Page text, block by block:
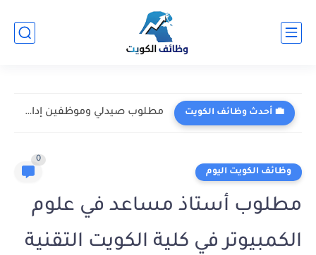
💼 أحدث وظائف الكويت مطلوب صيدلي وموظفين إداريين في مستشفى السيف - السالمية 2026...
وظائف الكويت اليوم
0
مطلوب أستاذ مساعد في علوم
الكمبيوتر في كلية الكويت التقنية